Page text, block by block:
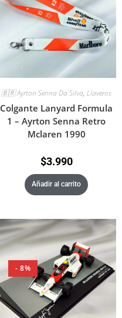
🇧🇷 Ayrton Senna Da Silva, Llaveros
Colgante Lanyard Formula
1 – Ayrton Senna Retro
Mclaren 1990
$3.990
Añadir al carrito
- 8%